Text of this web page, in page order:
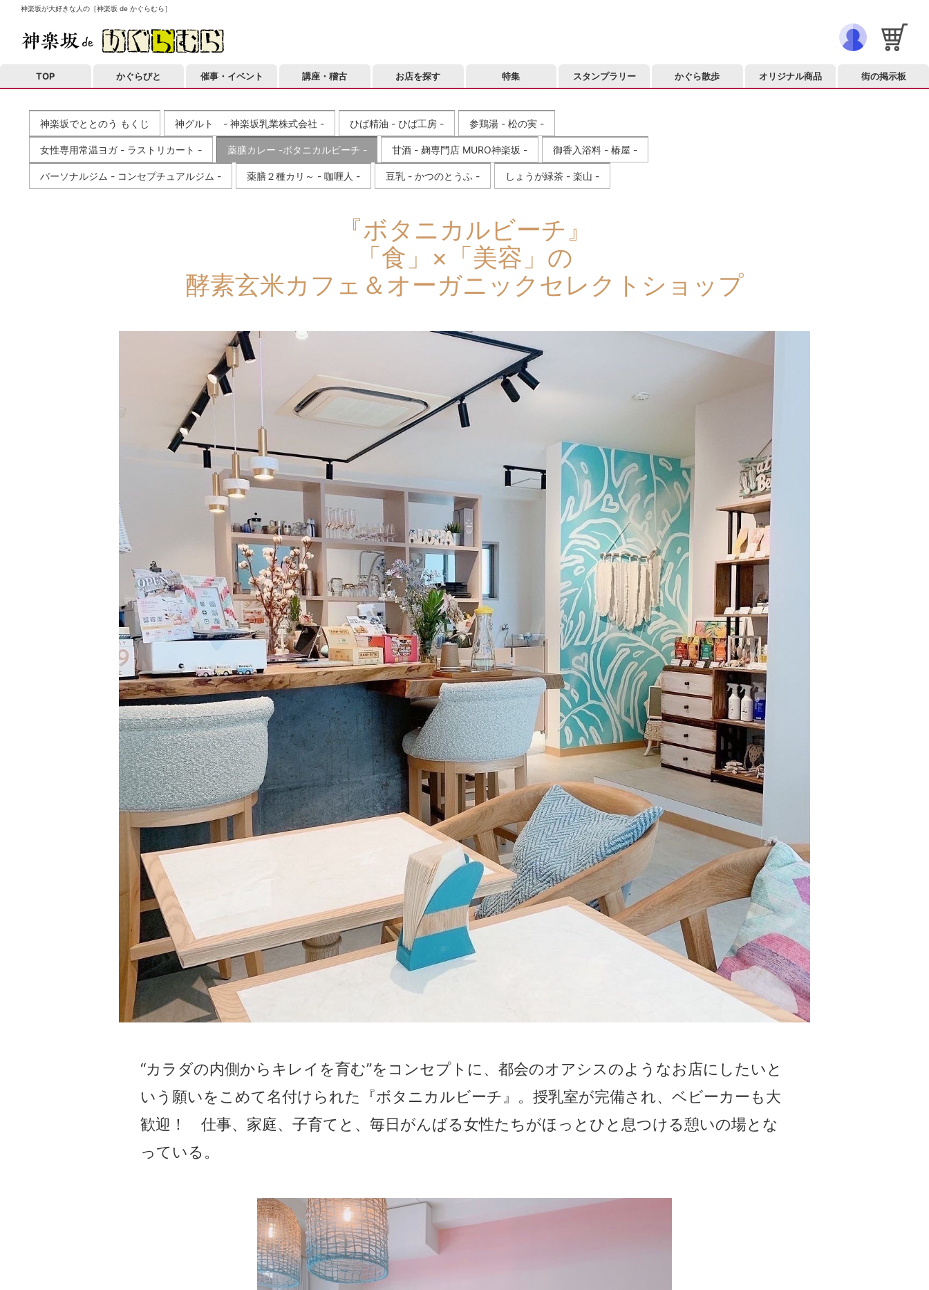
神楽坂が大好きな人の［神楽坂 de かぐらむら］
TOP かぐらびと 催事・イベント 講座・稽古 お店を探す 特集 スタンプラリー かぐら散歩 オリジナル商品 街の掲示板
神楽坂でととのう もくじ 神グルト - 神楽坂乳業株式会社 - ひば精油 - ひば工房 - 参鶏湯 - 松の実 -
女性専用常温ヨガ - ラストリカート - 薬膳カレー -ボタニカルビーチ - 甘酒 - 麹専門店 MURO神楽坂 - 御香入浴料 - 椿屋 -
バーソナルジム - コンセプチュアルジム - 薬膳２種カリ～ - 咖喱人 - 豆乳 - かつのとうふ - しょうが緑茶 - 楽山 -
『ボタニカルビーチ』
「食」×「美容」の
酵素玄米カフェ＆オーガニックセレクトショップ
“カラダの内側からキレイを育む”をコンセプトに、都会のオアシスのようなお店にしたいと
いう願いをこめて名付けられた『ボタニカルビーチ』。授乳室が完備され、ベビーカーも大
歓迎！ 仕事、家庭、子育てと、毎日がんばる女性たちがほっとひと息つける憩いの場とな
っている。